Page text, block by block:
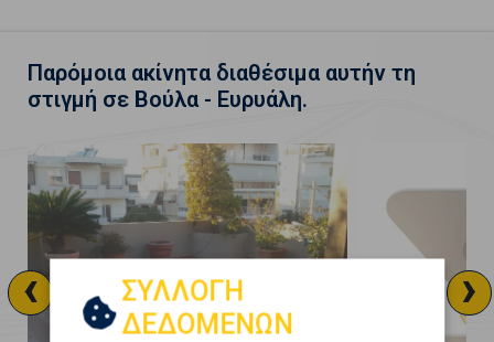
Παρόμοια ακίνητα διαθέσιμα αυτήν τη
στιγμή σε Βούλα - Ευρυάλη.
‹ ›
ΣΥΛΛΟΓΗ
ΔΕΔΟΜΕΝΩΝ